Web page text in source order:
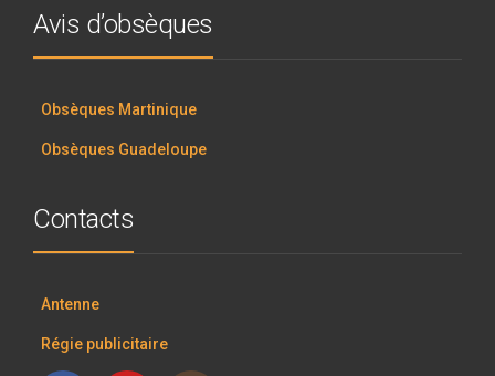
Avis d’obsèques
Obsèques Martinique
Obsèques Guadeloupe
Contacts
Antenne
Régie publicitaire